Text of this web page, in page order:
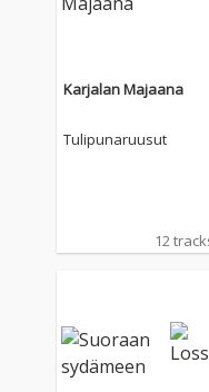
Karjalan Majaana
Tulipunaruusut
12